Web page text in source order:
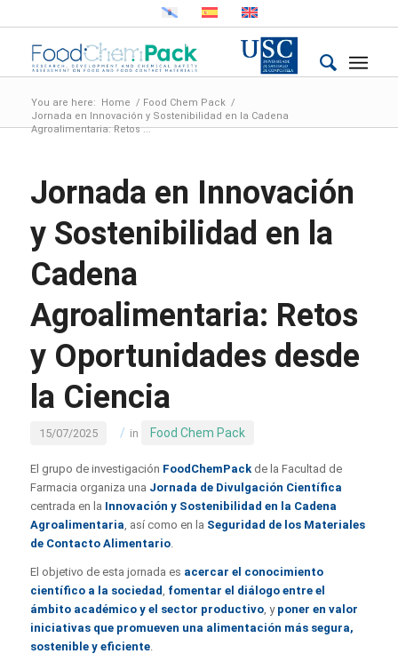
You are here: Home / Food Chem Pack /
Jornada en Innovación y Sostenibilidad en la Cadena
Agroalimentaria: Retos ...
Jornada en Innovación
y Sostenibilidad en la
Cadena
Agroalimentaria: Retos
y Oportunidades desde
la Ciencia
15/07/2025 / in Food Chem Pack
El grupo de investigación FoodChemPackde la Facultad de
Farmacia organiza una Jornada de Divulgación Científica
centrada en la Innovación y Sostenibilidad en la Cadena
Agroalimentaria, así como en la Seguridad de los Materiales
de Contacto Alimentario.
El objetivo de esta jornada es acercar el conocimiento
científico a la sociedad, fomentar el diálogo entre el
ámbito académico y el sector productivo, y poner en valor
iniciativas que promueven una alimentación más segura,
sostenible y eficiente.